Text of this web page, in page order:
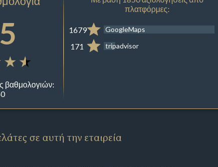
βαθμολογιών:
πλατφόρμες:
1679 GoogleMaps
171 tripadvisor
σε αυτή την εταιρεία